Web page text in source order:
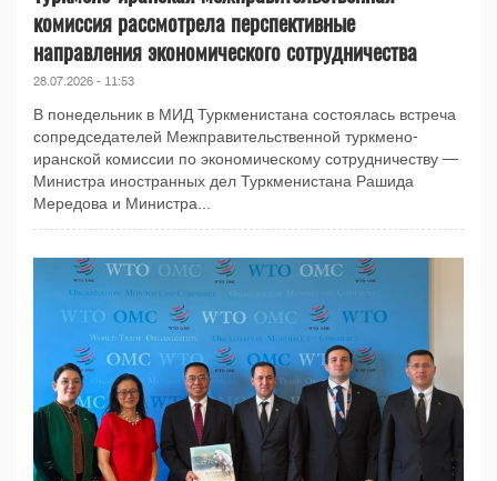
комиссия рассмотрела перспективные
направления экономического сотрудничества
28.07.2026 - 11:53
В понедельник в МИД Туркменистана состоялась встреча
сопредседателей Межправительственной туркмено-
иранской комиссии по экономическому сотрудничеству —
Министра иностранных дел Туркменистана Рашида
Мередова и Министра...